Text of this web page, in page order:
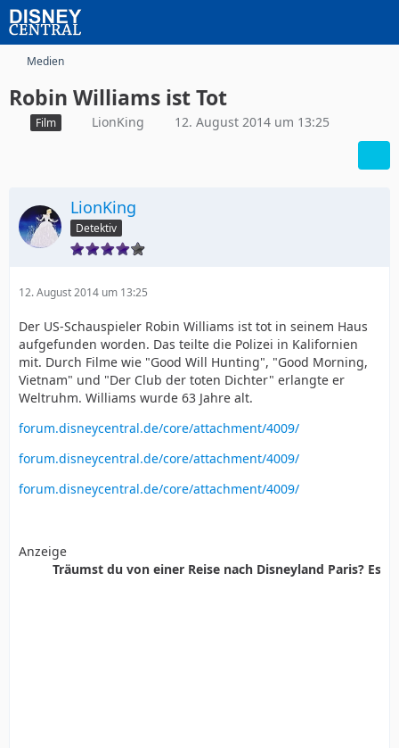
Medien
Robin Williams ist Tot
Film LionKing 12. August 2014 um 13:25
LionKing
Detektiv
12. August 2014 um 13:25
Der US-Schauspieler Robin Williams ist tot in seinem Haus
aufgefunden worden. Das teilte die Polizei in Kalifornien
mit. Durch Filme wie "Good Will Hunting", "Good Morning,
Vietnam" und "Der Club der toten Dichter" erlangte er
Weltruhm. Williams wurde 63 Jahre alt.
forum.disneycentral.de/core/attachment/4009/
forum.disneycentral.de/core/attachment/4009/
forum.disneycentral.de/core/attachment/4009/
Anzeige
Träumst du von einer Reise nach Disneyland Paris? Es